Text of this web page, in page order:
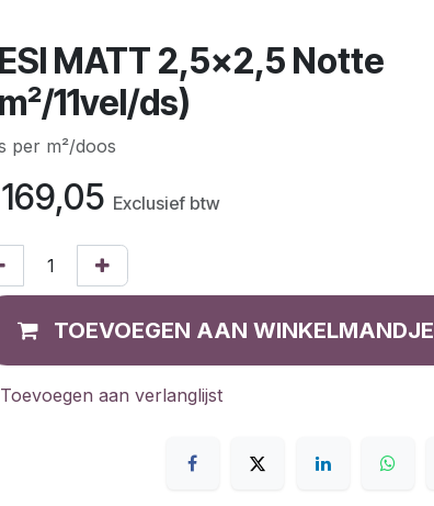
MATT 2,5x2,5 Notte
11vel/ds)
per m²/doos
169,05 Exclusief btw
TOEVOEGEN AAN WINKELMANDJE
Toevoegen aan verlanglijst